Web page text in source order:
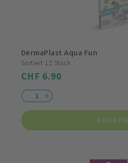
DermaPlast Aqua Fun
Sortiert 12 Stück
CHF 6.90
KAUFEN